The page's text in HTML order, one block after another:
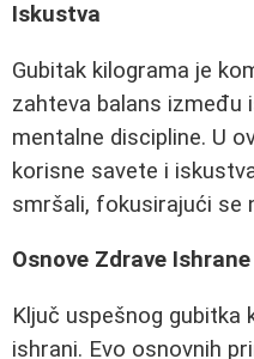
Iskustva
Gubitak kilograma je
zahteva balans između
mentalne discipline. U
korisne savete i
smršali, fokusirajući se
Osnove Zdrave
Ključ uspešnog gubitka
ishrani. Evo osnovnih